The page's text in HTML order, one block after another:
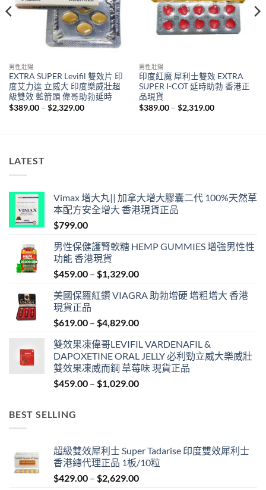
男性壯陽
EXTRA SUPER Levifil 雙效片 印
度艾力達 立威大 印度樂威壯超
級雙效 藍箭頭 偉哥助勃延時
$389.00 – $2,329.00Price
男性壯陽
印度紅魔 犀利士雙效 EXTRA
SUPER I-COT 延時助勃 香港正
品現貨
$389.00 – $2,319.00Price
LATEST
Vimax 增大丸|| 加拿大增大膠囊二代 100%天然草
本配方安全增大 香港現貨正品
$799.00
男性保健護腎軟糖 HEMP GUMMIES 增強男性性
功能 香港現貨
$459.00 – $1,329.00Price
$459.00
$1,329.00
美國保羅紅鑽 VIAGRA 助勃增硬 增粗增大 香港
現貨正品
$619.00 – $4,829.00Price
$619.00
through
$4,829.00
雙效果凍偉哥LEVIFIL VARDENAFIL &
DAPOXETINE ORAL JELLY 必利勁立威大樂威壯
雙效果凍威而鋼 草莓味 現貨正品
$459.00 – $1,029.00Price
BEST SELLING
超級雙效犀利士 Super Tadarise 印度雙效犀利士
香港總代理正品 1板/10粒
$429.00 – $2,629.00Price